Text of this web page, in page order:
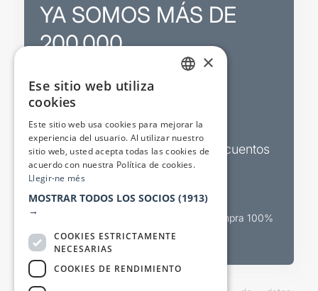
YA SOMOS MÁS DE
200.000
Promociones
Sorteos exclusivos
Boletines de actualidad y descuentos
Valora espectáculos
Canal oficial de venta teatral Compra 100%
segura
×
Ese sitio web utiliza
cookies
Este sitio web usa cookies para mejorar la
experiencia del usuario. Al utilizar nuestro
sitio web, usted acepta todas las cookies de
acuerdo con nuestra Política de cookies.
Llegir-ne més
MOSTRAR TODOS LOS SOCIOS (1913)
→
COOKIES ESTRICTAMENTE
NECESARIAS
COOKIES DE RENDIMIENTO